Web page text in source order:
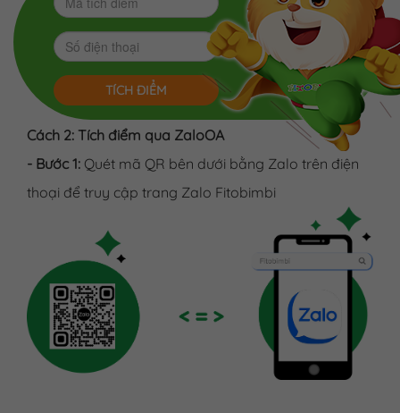
TÍCH ĐIỂM
Cách 2: Tích điểm qua ZaloOA
- Bước 1: Quét mã QR bên dưới bằng Zalo trên điện
thoại để truy cập trang Zalo Fitobimbi